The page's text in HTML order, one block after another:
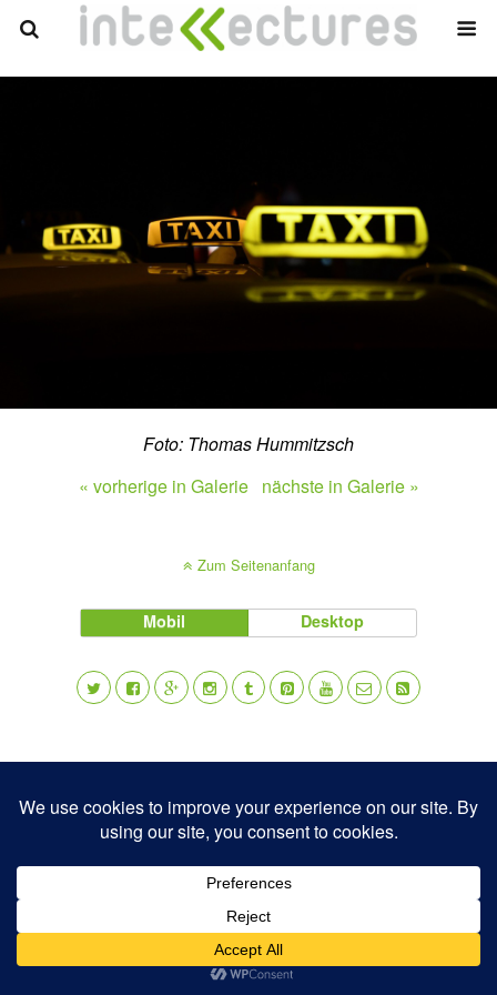
Foto: Thomas Hummitzsch
« vorherige in Galerie nächste in Galerie »
Zum Seitenanfang
Mobil Desktop